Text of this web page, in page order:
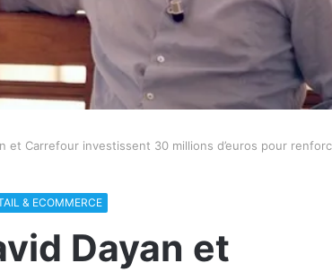
et Carrefour investissent 30 millions d’euros pour
& ECOMMERCE
Dayan et